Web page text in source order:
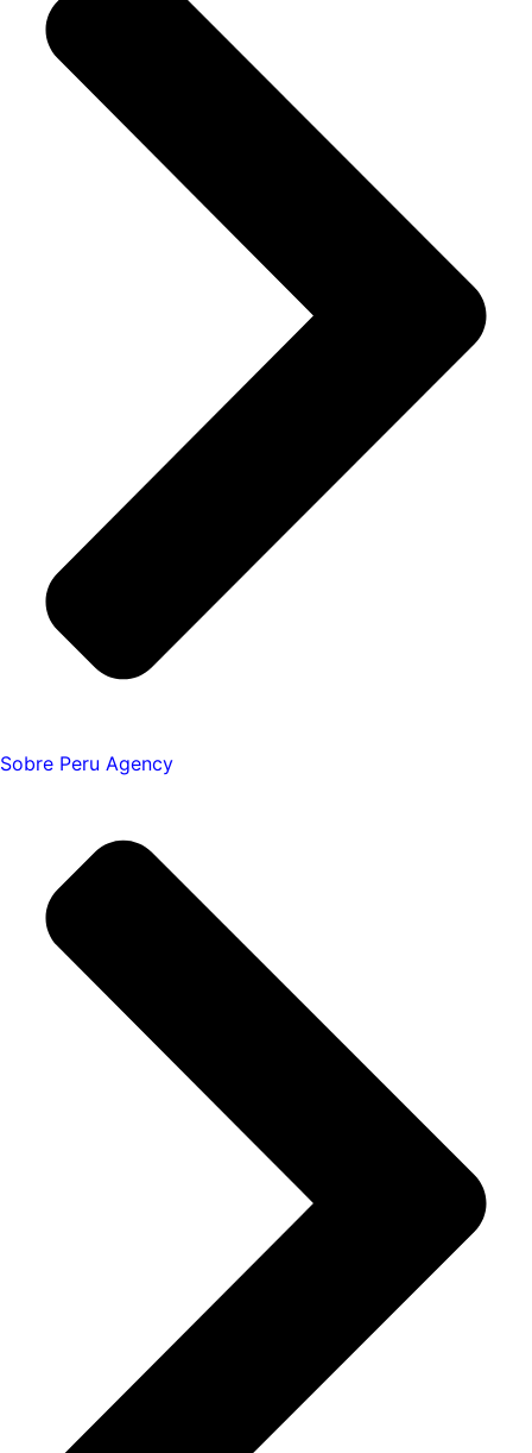
Sobre Peru Agency